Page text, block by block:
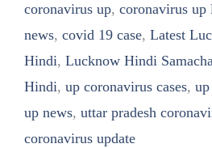
coronavirus up, coronavirus up
news, covid 19 case, Latest
Hindi, Lucknow Hindi
Hindi, up coronavirus cases,
up news, uttar pradesh
coronavirus update